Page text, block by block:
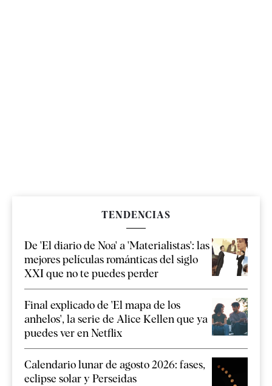
TENDENCIAS
De 'El diario de Noa' a 'Materialistas': las
mejores películas románticas del siglo
XXI que no te puedes perder
Final explicado de 'El mapa de los
anhelos', la serie de Alice Kellen que ya
puedes ver en Netflix
Calendario lunar de agosto 2026: fases,
eclipse solar y Perseidas